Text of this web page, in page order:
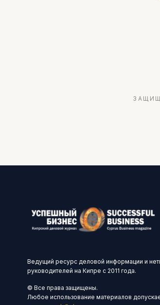
Ведущий ресурс деловой информации и
руководителей на Кипре с 2011 года.
© Все права защищены.
Любое использование материалов